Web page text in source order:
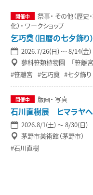
祭事 その他（歴史
化）
ワークショップ
乞巧奠（旧暦の七夕飾り）
2026.7/26(日) 〜 8/14(金)
蓼科笹類植物園 「笹離宮
笹離宮
乞巧奠 七夕飾り
版画 写真
石川直樹展 ヒマラヤ
2026.8/1(土) 〜 8/30(日)
茅野市美術館（茅野市）
石川直樹